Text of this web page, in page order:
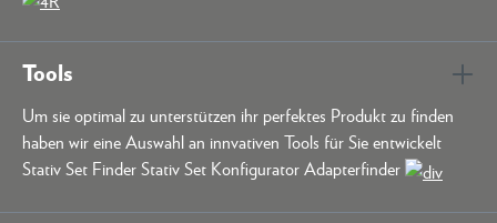
Tools
Um sie optimal zu unterstützen ihr perfektes Produkt zu finden
haben wir eine Auswahl an innvativen Tools für Sie entwickelt
Stativ Set Finder Stativ Set Konfigurator Adapterfinder